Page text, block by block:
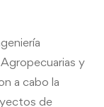
y
a cabo la
de